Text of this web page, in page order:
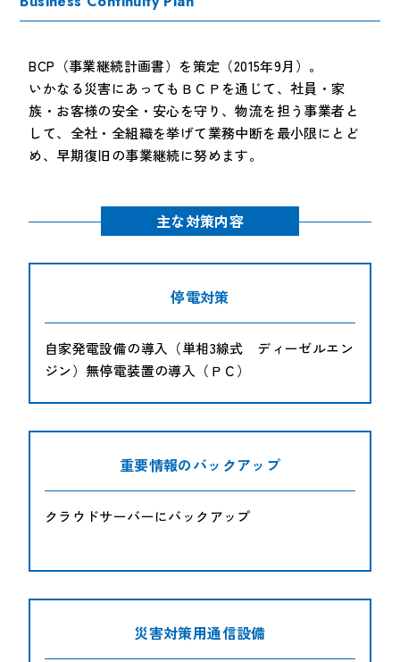
BCP（事業継続計画書）を策定（2015年9月）。
いかなる災害にあってもＢＣＰを通じて、社員・家
族・お客様の安全・安心を守り、物流を担う事業者と
して、全社・全組織を挙げて業務中断を最小限にとど
め、早期復旧の事業継続に努めます。
主な対策内容
停電対策
自家発電設備の導入（単相3線式 ディーゼルエン
ジン）無停電装置の導入（ＰＣ）
重要情報のバックアップ
クラウドサーバーにバックアップ
災害対策用通信設備